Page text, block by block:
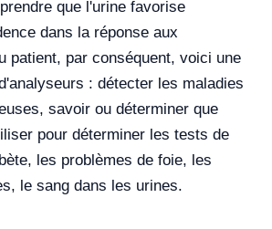
que l'urine favorise
dans la réponse aux
patient, par conséquent, voici une
: détecter les maladies
savoir ou déterminer que
pour déterminer les tests de
les problèmes de foie, les
le sang dans les urines.